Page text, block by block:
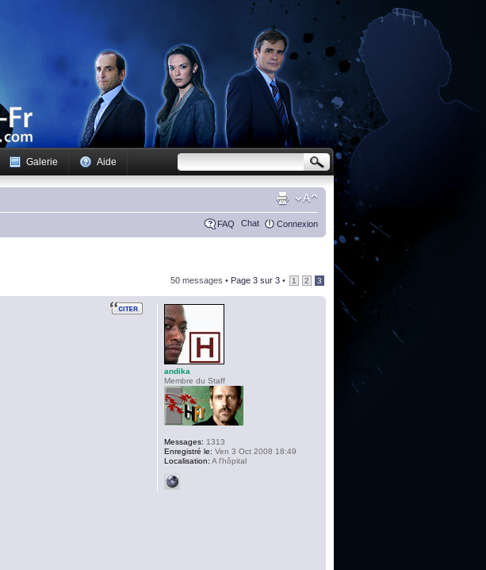
Galerie Aide
FAQ Chat Connexion
50 messages • Page 3 sur 3 • 1 2 3
andika
Membre du Staff
Messages: 1313
Enregistré le: Ven 3 Oct 2008 18:49
Localisation: A l'hôpital